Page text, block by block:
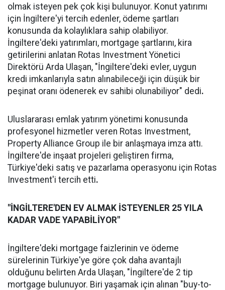
olmak isteyen pek çok kişi bulunuyor. Konut yatırımı
için İngiltere'yi tercih edenler, ödeme şartları
konusunda da kolaylıklara sahip olabiliyor.
İngiltere'deki yatırımları, mortgage şartlarını, kira
getirilerini anlatan Rotas Investment Yönetici
Direktörü Arda Ulaşan, "İngiltere'deki evler, uygun
kredi imkanlarıyla satın alınabileceği için düşük bir
peşinat oranı ödenerek ev sahibi olunabiliyor" dedi.
Uluslararası emlak yatırım yönetimi konusunda
profesyonel hizmetler veren Rotas Investment,
Property Alliance Group ile bir anlaşmaya imza attı.
İngiltere'de inşaat projeleri geliştiren firma,
Türkiye'deki satış ve pazarlama operasyonu için Rotas
Investment'i tercih etti.
"İNGİLTERE'DEN EV ALMAK İSTEYENLER 25 YILA
KADAR VADE YAPABİLİYOR"
İngiltere'deki mortgage faizlerinin ve ödeme
sürelerinin Türkiye'ye göre çok daha avantajlı
olduğunu belirten Arda Ulaşan, "İngiltere'de 2 tip
mortgage bulunuyor. Biri yaşamak için alınan "buy-to-